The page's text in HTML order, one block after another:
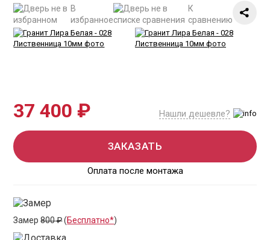
В
избранное
К
сравнению
37 400 ₽ Нашли дешевле?
ЗАКАЗАТЬ
Оплата после монтажа
Замер800 ₽(Бесплатно*)